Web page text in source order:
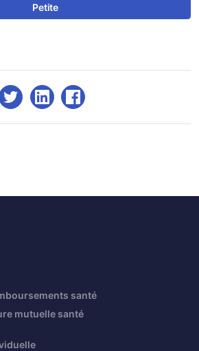
Petite
santé
mutuelle santé